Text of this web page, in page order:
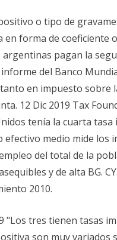
o tipo de
en forma de coeficiente
pagan la
del Banco
en impuesto sobre
12 Dic 2019 Tax
tenía la cuarta
efectivo medio mide los
del total de la
y de alta BG.
2010.
"Los tres tienen tasas
son muy variados